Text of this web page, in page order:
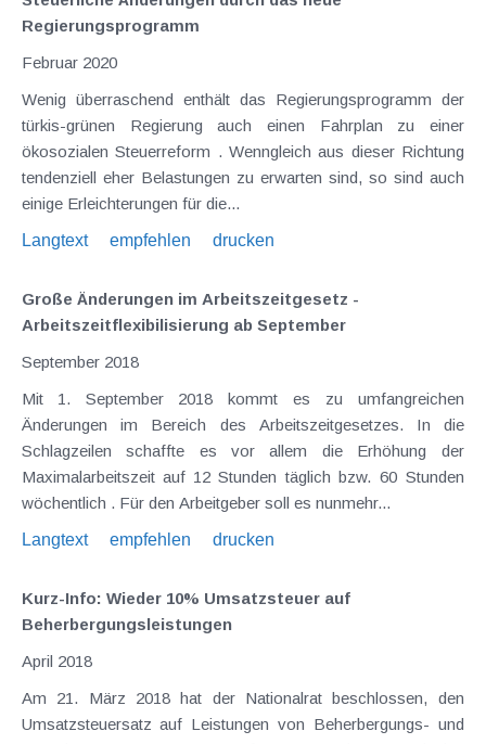
Regierungsprogramm
Februar 2020
Wenig überraschend enthält das Regierungsprogramm der
türkis-grünen Regierung auch einen Fahrplan zu einer
ökosozialen Steuerreform . Wenngleich aus dieser Richtung
tendenziell eher Belastungen zu erwarten sind, so sind auch
einige Erleichterungen für die...
Langtext
empfehlen drucken
Große Änderungen im Arbeitszeitgesetz -
Arbeitszeitflexibilisierung ab September
September 2018
Mit 1. September 2018 kommt es zu umfangreichen
Änderungen im Bereich des Arbeitszeitgesetzes. In die
Schlagzeilen schaffte es vor allem die Erhöhung der
Maximalarbeitszeit auf 12 Stunden täglich bzw. 60 Stunden
wöchentlich . Für den Arbeitgeber soll es nunmehr...
Langtext
empfehlen drucken
Kurz-Info: Wieder 10% Umsatzsteuer auf
Beherbergungsleistungen
April 2018
Am 21. März 2018 hat der Nationalrat beschlossen, den
Umsatzsteuersatz auf Leistungen von Beherbergungs- und